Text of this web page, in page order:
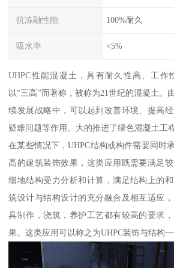
抗冻融性能 100%耐久
吸水率 <5%
UHPC性能混凝土，具有耐久性高、工作
以“三高”而著称，被称为21世纪的混凝土。
续发展战略中，可以起到改善环境、提高
疑难问题等作用。大的推进了绿色混凝土工
在某些情况下，UHPC结构或构件需要同时
高的建筑装饰效果，这类应用既需要满足
细地结构受力分析和计算，满足结构上的
筑设计与结构设计的充分融合及相互适应
具制作，浇筑，养护工艺都有较高的要求
果。这类应用可以称之为UHPC装饰与结构一